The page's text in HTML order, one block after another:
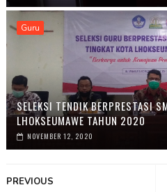
Guru
SELEKSI TENDIK BERPRESTASI
LHOKSEUMAWE TAHUN 2020
NOVEMBER 12, 2020
PREVIOUS